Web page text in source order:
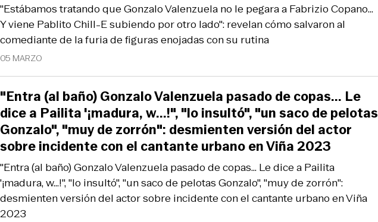
05 MARZO
"Estábamos tratando que Gonzalo Valenzuela no le pegara a Fabrizio Copano...
Y viene Pablito Chill-E subiendo por otro lado": revelan cómo salvaron al
comediante de la furia de figuras enojadas con su rutina
"Entra (al baño) Gonzalo Valenzuela pasado de copas... Le dice a Pailita
'¡madura, w...!", "lo insultó", "un saco de pelotas Gonzalo", "muy de zorrón":
desmienten versión del actor sobre incidente con el cantante urbano en Viña
2023
"Entra (al baño) Gonzalo Valenzuela pasado de copas... Le
dice a Pailita '¡madura, w...!", "lo insultó", "un saco de pelotas
Gonzalo", "muy de zorrón": desmienten versión del actor
sobre incidente con el cantante urbano en Viña 2023